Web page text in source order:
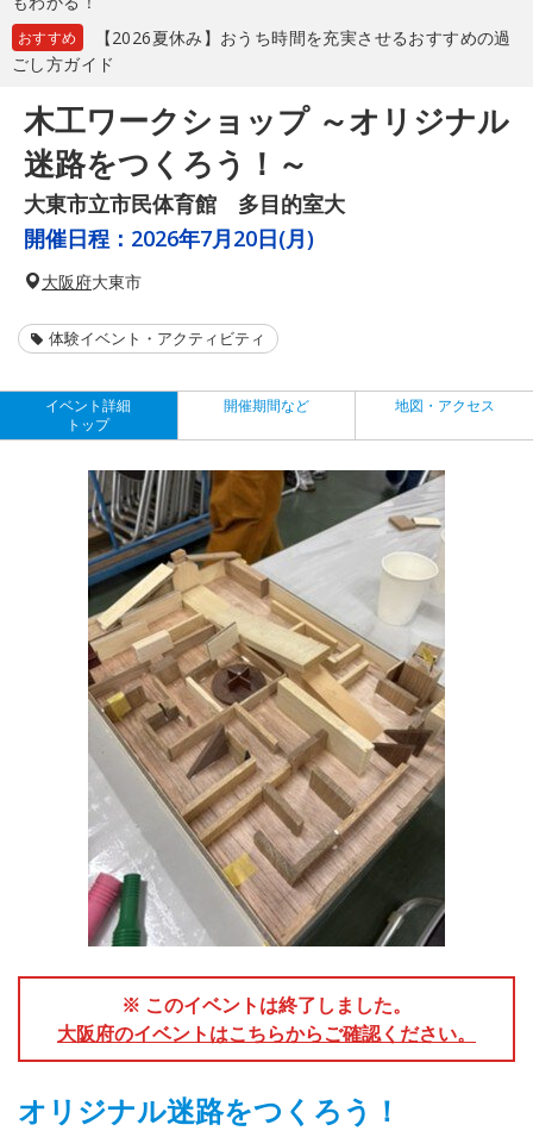
おすすめ
【2026夏休み】おうち時間を充実させるおすすめの過
ごし方ガイド
木工ワークショップ ～オリジナル
迷路をつくろう！～
大東市立市民体育館 多目的室大
開催日程： 2026年7月20日(月)
大阪府大東市
体験イベント・アクティビティ
イベント詳細
トップ
開催期間など 地図・アクセス
※ このイベントは終了しました。
大阪府のイベントはこちらからご確認ください。
オリジナル迷路をつくろう！